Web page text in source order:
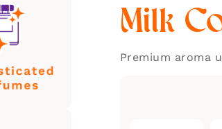
Milk
Premium aroma